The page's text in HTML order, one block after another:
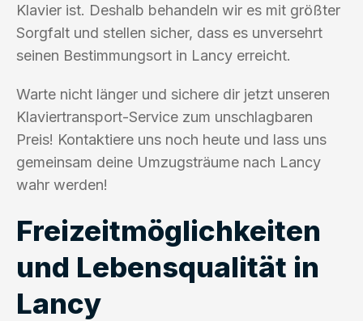
Klavier ist. Deshalb behandeln wir es mit größter
Sorgfalt und stellen sicher, dass es unversehrt
seinen Bestimmungsort in Lancy erreicht.
Warte nicht länger und sichere dir jetzt unseren
Klaviertransport-Service zum unschlagbaren
Preis! Kontaktiere uns noch heute und lass uns
gemeinsam deine Umzugsträume nach Lancy
wahr werden!
Freizeitmöglichkeiten
und Lebensqualität in
Lancy